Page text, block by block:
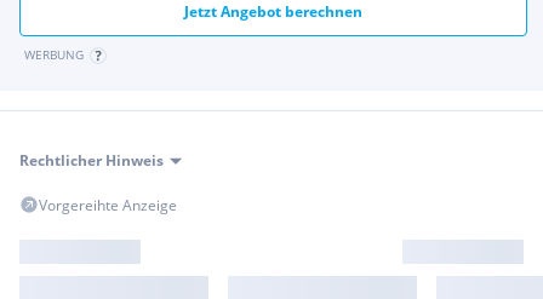
Jetzt Angebot berechnen
WERBUNG
Rechtlicher Hinweis
Vorgereihte Anzeige